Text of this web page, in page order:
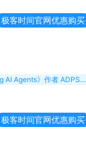
极客时间官网优惠购买
新加坡科研局资深研发工程师 《Designing AI Agents》作者 ADPS 创始成员
极客时间官网优惠购买